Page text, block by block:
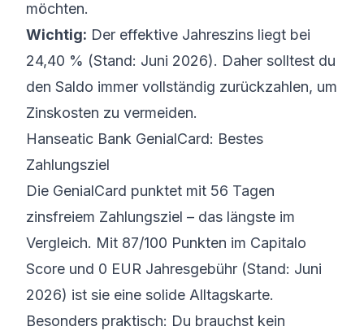
möchten.
Wichtig: Der effektive Jahreszins liegt bei
24,40 % (Stand: Juni 2026). Daher solltest du
den Saldo immer vollständig zurückzahlen, um
Zinskosten zu vermeiden.
Hanseatic Bank GenialCard: Bestes
Zahlungsziel
Die GenialCard punktet mit 56 Tagen
zinsfreiem Zahlungsziel – das längste im
Vergleich. Mit 87/100 Punkten im Capitalo
Score und 0 EUR Jahresgebühr (Stand: Juni
2026) ist sie eine solide Alltagskarte.
Besonders praktisch: Du brauchst kein